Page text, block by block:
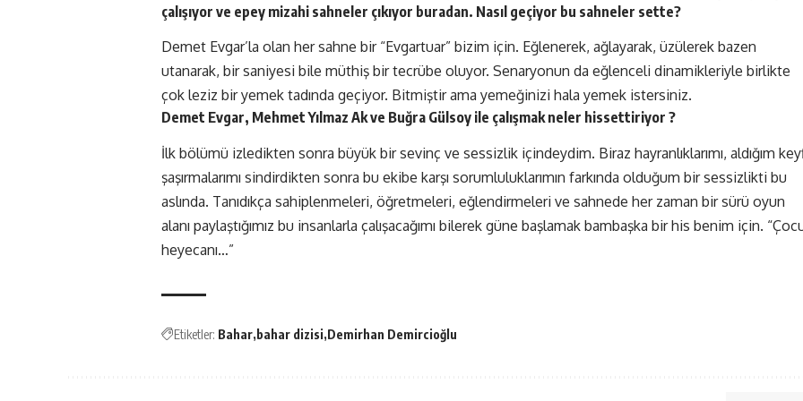
çalışıyor ve epey mizahi sahneler çıkıyor buradan. Nasıl geçiyor bu sahneler sette?
Demet Evgar’la olan her sahne bir “Evgartuar” bizim için. Eğlenerek, ağlayarak, üzülerek bazen
utanarak, bir saniyesi bile müthiş bir tecrübe oluyor. Senaryonun da eğlenceli dinamikleriyle birlikte
çok leziz bir yemek tadında geçiyor. Bitmiştir ama yemeğinizi hala yemek istersiniz.
Demet Evgar, Mehmet Yılmaz Ak ve Buğra Gülsoy ile çalışmak neler hissettiriyor ?
İlk bölümü izledikten sonra büyük bir sevinç ve sessizlik içindeydim. Biraz hayranlıklarımı, aldığım
şaşırmalarımı sindirdikten sonra bu ekibe karşı sorumluluklarımın farkında olduğum bir sessizlikti bu
aslında. Tanıdıkça sahiplenmeleri, öğretmeleri, eğlendirmeleri ve sahnede her zaman bir sürü oyun
alanı paylaştığımız bu insanlarla çalışacağımı bilerek güne başlamak bambaşka bir his benim için.
heyecanı…”
Etiketler: Bahar bahar dizisi Demirhan Demircioğlu